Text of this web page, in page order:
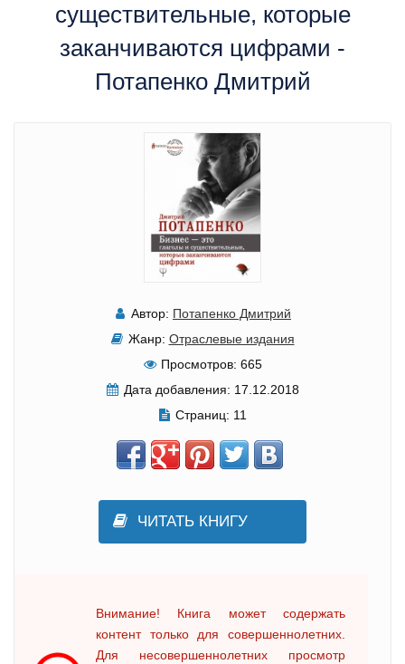
существительные, которые
заканчиваются цифрами -
Потапенко Дмитрий
Автор: Потапенко Дмитрий
Жанр: Отраслевые издания
Просмотров: 665
Дата добавления: 17.12.2018
Страниц: 11
ЧИТАТЬ КНИГУ
Внимание! Книга может содержать
контент только для совершеннолетних.
Для несовершеннолетних просмотр